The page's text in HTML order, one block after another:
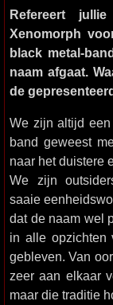
Refereert
Xenomorph
black metal-
naam afgaat.
de
We zijn altijd een
band geweest
naar het duistere
We zijn
saaie
dat de naam wel
in alle opzichten
gebleven. Van
zeer aan elkaar
maar die traditie